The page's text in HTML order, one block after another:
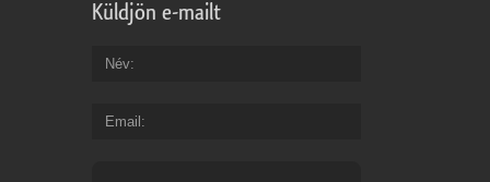
Küldjön e-mailt
Név
Email